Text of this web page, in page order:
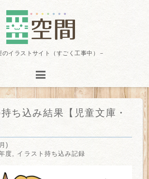
のイラストサイト（すごく工事中）－
ち込み結果【児童文庫・
)
度
イラスト持ち込み記録